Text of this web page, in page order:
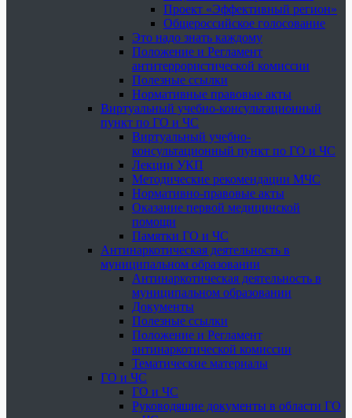
Проект «Эффективный регион»
Общероссийское голосование
Это надо знать каждому
Положение и Регламент
антитеррористической комиссии
Полезные ссылки
Нормативные правовые акты
Виртуальный учебно-консультационный
пункт по ГО и ЧС
Виртуальный учебно-
консультационный пункт по ГО и ЧС
Лекции УКП
Методические рекомендации МЧС
Нормативно-правовые акты
Оказание первой медицинской
помощи
Памятки ГО и ЧС
Антинаркотическая деятельность в
муниципальном образовании
Антинаркотическая деятельность в
муниципальном образовании
Документы
Полезные ссылки
Положение и Регламент
антинаркотической комиссии
Тематические материалы
ГО и ЧС
ГО и ЧС
Руководящие документы в области ГО